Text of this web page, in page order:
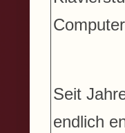
Seit
endlich